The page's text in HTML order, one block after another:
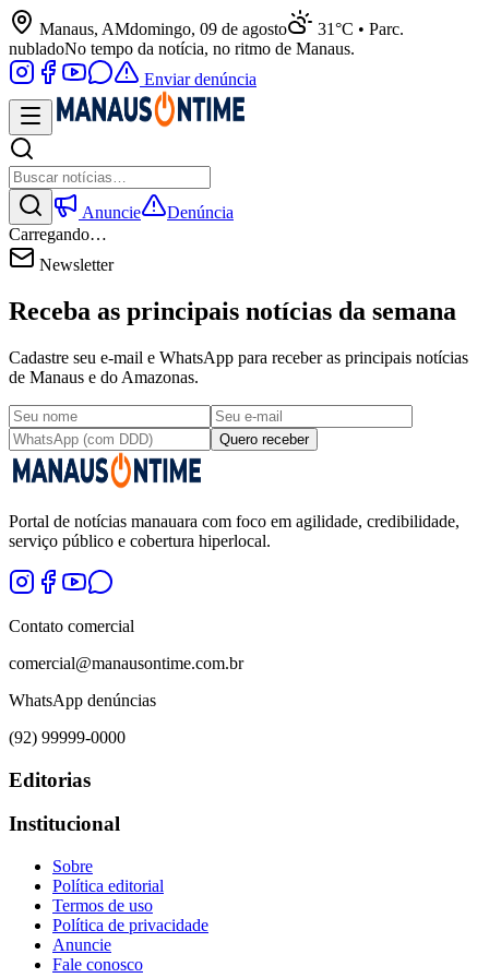
Manaus, AMdomingo, 09 de agosto
31°C • Parc.
nubladoNo tempo da notícia, no ritmo de Manaus.
Enviar denúncia
Anuncie
Denúncia
Carregando…
Newsletter
Receba as principais notícias da semana
Cadastre seu e-mail e WhatsApp para receber as principais notícias
de Manaus e do Amazonas.
Quero receber
Portal de notícias manauara com foco em agilidade, credibilidade,
serviço público e cobertura hiperlocal.
Contato comercial
comercial@manausontime.com.br
WhatsApp denúncias
(92) 99999-0000
Editorias
Institucional
Sobre
Política editorial
Termos de uso
Política de privacidade
Anuncie
Fale conosco